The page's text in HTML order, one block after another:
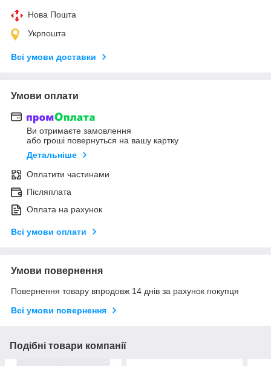
Нова Пошта
Укрпошта
Всі умови доставки
Умови оплати
Ви отримаєте замовлення
або гроші повернуться на вашу картку
Детальніше
Оплатити частинами
Післяплата
Оплата на рахунок
Всі умови оплати
Умови повернення
Повернення товару впродовж 14 днів за рахунок покупця
Всі умови повернення
Подібні товари компанії